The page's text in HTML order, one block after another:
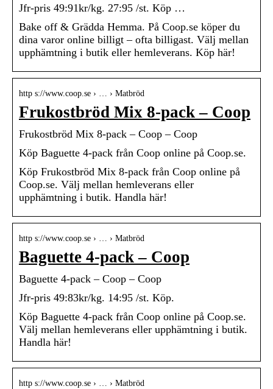
Jfr-pris 49:91kr/kg. 27:95 /st. Köp …
Bake off & Grädda Hemma. På Coop.se köper du
dina varor online billigt – ofta billigast. Välj mellan
upphämtning i butik eller hemleverans. Köp här!
http s://www.coop.se › … › Matbröd
Frukostbröd Mix 8-pack – Coop
Frukostbröd Mix 8-pack – Coop – Coop
Köp Baguette 4-pack från Coop online på Coop.se.
Köp Frukostbröd Mix 8-pack från Coop online på
Coop.se. Välj mellan hemleverans eller
upphämtning i butik. Handla här!
http s://www.coop.se › … › Matbröd
Baguette 4-pack – Coop
Baguette 4-pack – Coop – Coop
Jfr-pris 49:83kr/kg. 14:95 /st. Köp.
Köp Baguette 4-pack från Coop online på Coop.se.
Välj mellan hemleverans eller upphämtning i butik.
Handla här!
http s://www.coop.se › … › Matbröd